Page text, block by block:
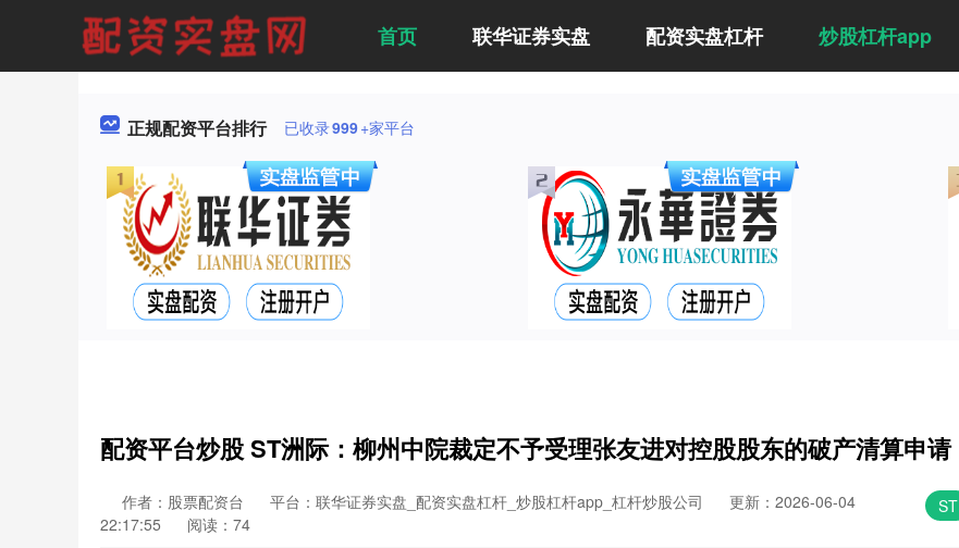
首页 联华证券实盘 配资实盘杠杆 炒股杠杆app
正规配资平台排行 已收录999+家平台
配资平台炒股 ST洲际：柳州中院裁定不予受理张友进对控股股东的破产清算申请
ST
作者：股票配资台 平台：联华证券实盘_配资实盘杠杆_炒股杠杆app_杠杆炒股公司
更新：2026-06-04
22:17:55
阅读：74